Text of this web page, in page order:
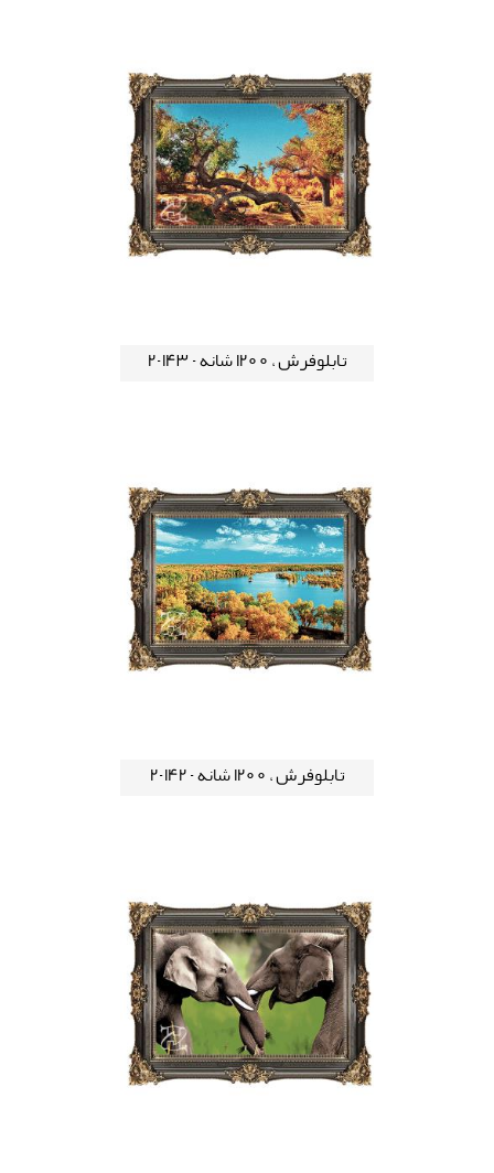
تابلوفرش ، 1200 شانه - 143-2
تابلوفرش ، 1200 شانه - 142-2